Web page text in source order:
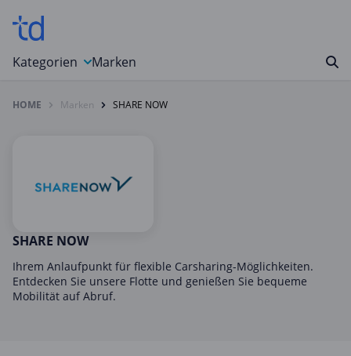
Kategorien
Auto, Motorrad & Werkzeuge
Computer & Elektronik
Essen & Trinken
Foto, Druck & Büro
Gaming & Spielzeug
Marken
HOME Marken SHARE NOW
SHARE NOW
Ihrem Anlaufpunkt für flexible Carsharing-Möglichkeiten.
Entdecken Sie unsere Flotte und genießen Sie bequeme
Mobilität auf Abruf.